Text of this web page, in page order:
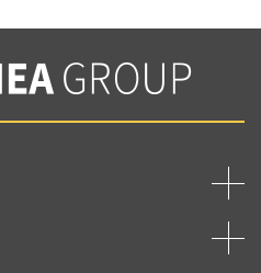
политикой